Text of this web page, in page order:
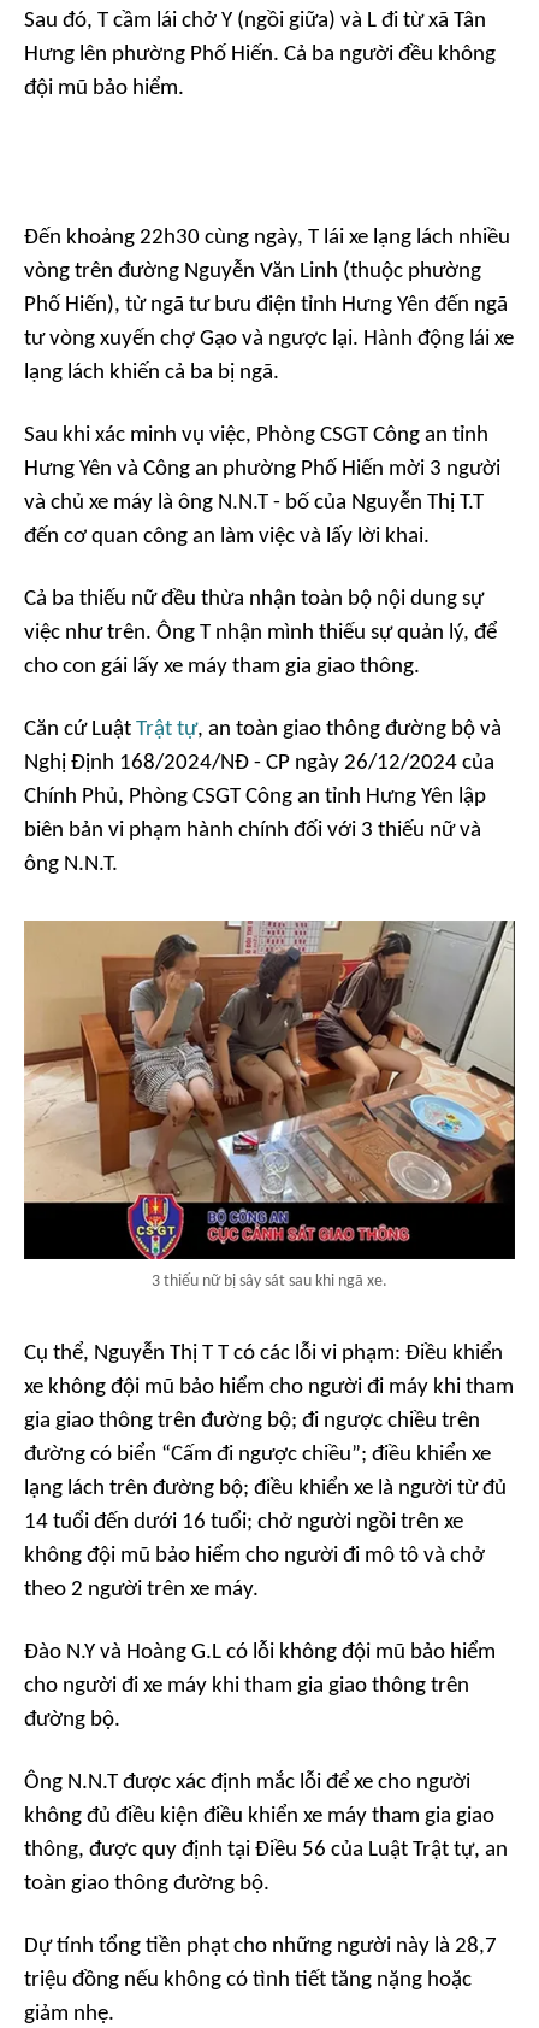
Sau đó, T cầm lái chở Y (ngồi giữa) và L đi từ xã Tân
Hưng lên phường Phố Hiến. Cả ba người đều không
đội mũ bảo hiểm.
Đến khoảng 22h30 cùng ngày, T lái xe lạng lách nhiều
vòng trên đường Nguyễn Văn Linh (thuộc phường
Phố Hiến), từ ngã tư bưu điện tỉnh Hưng Yên đến ngã
tư vòng xuyến chợ Gạo và ngược lại. Hành động lái xe
lạng lách khiến cả ba bị ngã.
Sau khi xác minh vụ việc, Phòng CSGT Công an tỉnh
Hưng Yên và Công an phường Phố Hiến mời 3 người
và chủ xe máy là ông N.N.T - bố của Nguyễn Thị T.T
đến cơ quan công an làm việc và lấy lời khai.
Cả ba thiếu nữ đều thừa nhận toàn bộ nội dung sự
việc như trên. Ông T nhận mình thiếu sự quản lý, để
cho con gái lấy xe máy tham gia giao thông.
Căn cứ Luật Trật tự, an toàn giao thông đường bộ và
Nghị Định 168/2024/NĐ - CP ngày 26/12/2024 của
Chính Phủ, Phòng CSGT Công an tỉnh Hưng Yên lập
biên bản vi phạm hành chính đối với 3 thiếu nữ và
ông N.N.T.
3 thiếu nữ bị sây sát sau khi ngã xe.
Cụ thể, Nguyễn Thị T T có các lỗi vi phạm: Điều khiển
xe không đội mũ bảo hiểm cho người đi máy khi tham
gia giao thông trên đường bộ; đi ngược chiều trên
đường có biển “Cấm đi ngược chiều”; điều khiển xe
lạng lách trên đường bộ; điều khiển xe là người từ đủ
14 tuổi đến dưới 16 tuổi; chở người ngồi trên xe
không đội mũ bảo hiểm cho người đi mô tô và chở
theo 2 người trên xe máy.
Đào N.Y và Hoàng G.L có lỗi không đội mũ bảo hiểm
cho người đi xe máy khi tham gia giao thông trên
đường bộ.
Ông N.N.T được xác định mắc lỗi để xe cho người
không đủ điều kiện điều khiển xe máy tham gia giao
thông, được quy định tại Điều 56 của Luật Trật tự, an
toàn giao thông đường bộ.
Dự tính tổng tiền phạt cho những người này là 28,7
triệu đồng nếu không có tình tiết tăng nặng hoặc
giảm nhẹ.